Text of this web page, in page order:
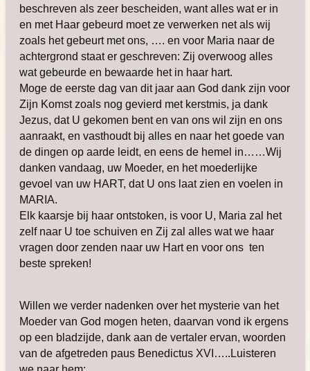
beschreven als zeer bescheiden, want alles wat er in
en met Haar gebeurd moet ze verwerken net als wij
zoals het gebeurt met ons, …. en voor Maria naar de
achtergrond staat er geschreven: Zij overwoog alles
wat gebeurde en bewaarde het in haar hart.
Moge de eerste dag van dit jaar aan God dank zijn voor
Zijn Komst zoals nog gevierd met kerstmis, ja dank
Jezus, dat U gekomen bent en van ons wil zijn en ons
aanraakt, en vasthoudt bij alles en naar het goede van
de dingen op aarde leidt, en eens de hemel in……Wij
danken vandaag, uw Moeder, en het moederlijke
gevoel van uw HART, dat U ons laat zien en voelen in
MARIA.
Elk kaarsje bij haar ontstoken, is voor U, Maria zal het
zelf naar U toe schuiven en Zij zal alles wat we haar
vragen door zenden naar uw Hart en voor ons ten
beste spreken!
Willen we verder nadenken over het mysterie van het
Moeder van God mogen heten, daarvan vond ik ergens
op een bladzijde, dank aan de vertaler ervan, woorden
van de afgetreden paus Benedictus XVI…..Luisteren